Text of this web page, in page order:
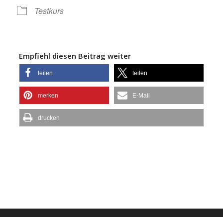
Testkurs
Empfiehl diesen Beitrag weiter
teilen teilen
merken E-Mail
drucken